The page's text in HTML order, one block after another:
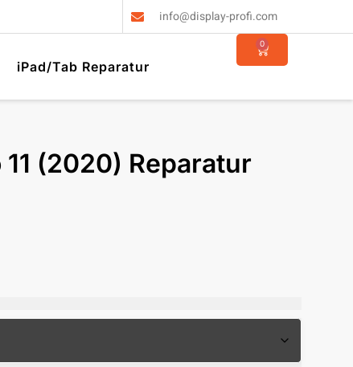
info@display-profi.com
iPad/Tab Reparatur
0
(2020) Reparatur